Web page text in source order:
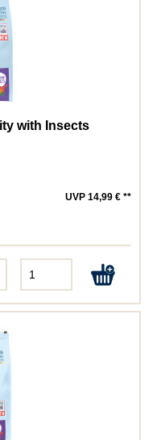
with Insects
UVP 14,99 € **